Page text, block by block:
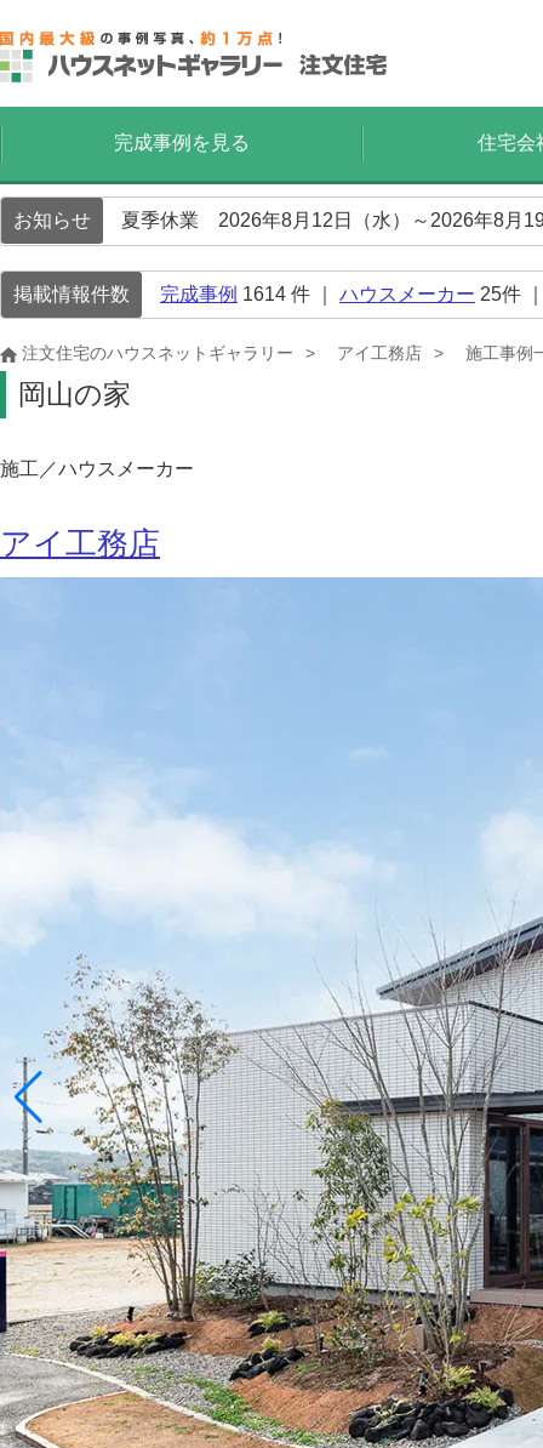
完成事例を見る 住宅会
お知らせ 夏季休業 2026年8月12日（水）～2026年8月
掲載情報件数 完成事例 1614 件 ｜ ハウスメーカー 25件
注文住宅のハウスネットギャラリー アイ工務店 施工事例
岡山の家
施工／ハウスメーカー
アイ工務店